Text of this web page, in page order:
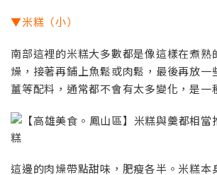
▼米糕（小）
南部這裡的米糕大多數都是像這樣在煮熟
燥，接著再鋪上魚鬆或肉鬆，最後再放一
薑等配料，通常都不會有太多變化，是一
這邊的肉燥帶點甜味，肥瘦各半。米糕本